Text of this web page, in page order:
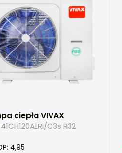
ciepła VIVAX
O3s R32
4,95